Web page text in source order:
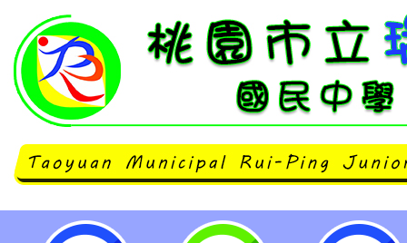
neilrpjhstyc網站設計者：徐嘉